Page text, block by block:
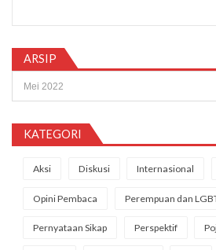
ARSIP
KATEGORI
Aksi Diskusi Internasional
Opini Pembaca Perempuan dan
Pernyataan Sikap Perspektif